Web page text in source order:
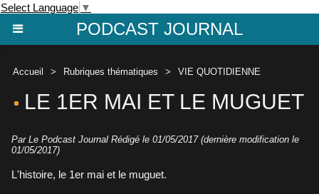
Select Language ▼
PODCAST JOURNAL
Accueil > Rubriques thématiques > VIE QUOTIDIENNE
LE 1ER MAI ET LE MUGUET
Par Le Podcast Journal Rédigé le 01/05/2017 (dernière modification le
01/05/2017)
L'histoire, le 1er mai et le muguet.